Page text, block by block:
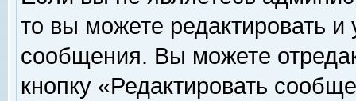
то вы можете редактировать и
сообщения. Вы можете
кнопку «Редактировать